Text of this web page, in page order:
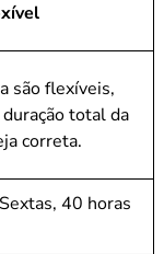
são flexíveis,
total da
correta.
40 horas